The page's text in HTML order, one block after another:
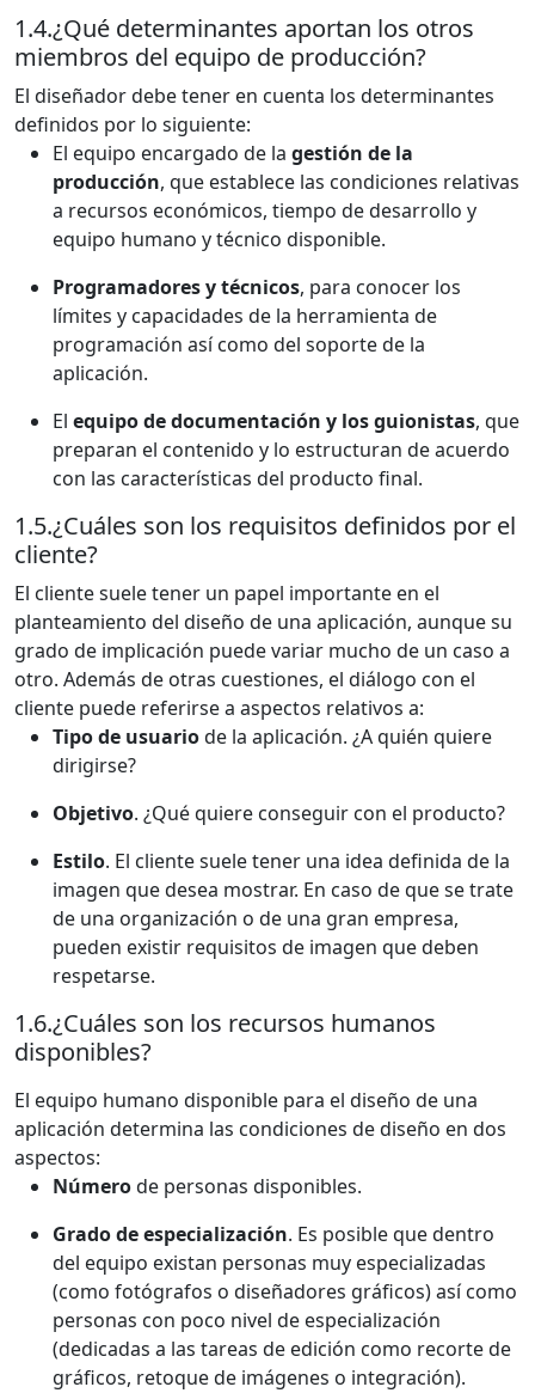
1.4.¿Qué determinantes aportan los otros
miembros del equipo de producción?
El diseñador debe tener en cuenta los determinantes
definidos por lo siguiente:
El equipo encargado de la gestión de la
producción, que establece las condiciones relativas
a recursos económicos, tiempo de desarrollo y
equipo humano y técnico disponible.
Programadores y técnicos, para conocer los
límites y capacidades de la herramienta de
programación así como del soporte de la
aplicación.
El equipo de documentación y los guionistas, que
preparan el contenido y lo estructuran de acuerdo
con las características del producto final.
1.5.¿Cuáles son los requisitos definidos por el
cliente?
El cliente suele tener un papel importante en el
planteamiento del diseño de una aplicación, aunque su
grado de implicación puede variar mucho de un caso a
otro. Además de otras cuestiones, el diálogo con el
cliente puede referirse a aspectos relativos a:
Tipo de usuariode la aplicación. ¿A quién quiere
dirigirse?
Objetivo. ¿Qué quiere conseguir con el producto?
Estilo. El cliente suele tener una idea definida de la
imagen que desea mostrar. En caso de que se trate
de una organización o de una gran empresa,
pueden existir requisitos de imagen que deben
respetarse.
1.6.¿Cuáles son los recursos humanos
disponibles?
El equipo humano disponible para el diseño de una
aplicación determina las condiciones de diseño en dos
aspectos:
Númerode personas disponibles.
Grado de especialización. Es posible que dentro
del equipo existan personas muy especializadas
(como fotógrafos o diseñadores gráficos) así como
personas con poco nivel de especialización
(dedicadas a las tareas de edición como recorte de
gráficos, retoque de imágenes o integración).